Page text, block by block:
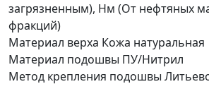
загрязненным), Нм (От нефтяных
фракций)
Материал верха Кожа натуральная
Материал подошвы ПУ/Нитрил
Метод крепления подошвы